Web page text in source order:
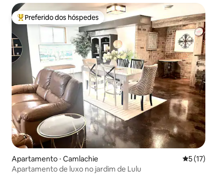
Entre os melhores preferidos dos hóspedes
Preferido dos hóspedes
Apartamento ⋅ Camlachie 5 de uma
5 (17)
Apartamento de luxo no jardim de Lulu